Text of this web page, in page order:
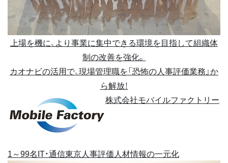
上場を機に、より事業に集中できる環境を目指して組織体
制の改善を強化。
カオナビの活用で、現場管理職を「恐怖の人事評価業務」か
ら解放！
株式会社モバイルファクトリー
1～99名IT・通信東京人事評価人材情報の一元化